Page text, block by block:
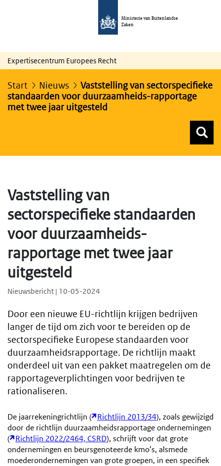
Ministerie van Buitenlandse
Zaken
Expertisecentrum Europees Recht
Start Nieuws
Vaststelling van sectorspecifieke
standaarden voor duurzaamheids-rapportage
met twee jaar uitgesteld
Vaststelling van
sectorspecifieke standaarden
voor duurzaamheids-
rapportage met twee jaar
uitgesteld
Nieuwsbericht | 10-05-2024
Door een nieuwe EU-richtlijn krijgen bedrijven
langer de tijd om zich voor te bereiden op de
sectorspecifieke Europese standaarden voor
duurzaamheidsrapportage. De richtlijn maakt
onderdeel uit van een pakket maatregelen om de
rapportageverplichtingen voor bedrijven te
rationaliseren.
De jaarrekeningrichtlijn ( Richtlijn 2013/34), zoals gewijzigd
door de richtlijn duurzaamheidsrapportage ondernemingen
( Richtlijn 2022/2464, CSRD), schrijft voor dat grote
ondernemingen en beursgenoteerde kmo’s, alsmede
moederondernemingen van grote groepen, in een specifiek